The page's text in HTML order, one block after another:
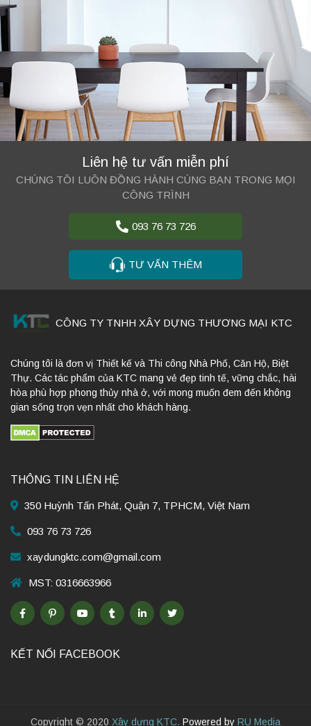
Liên hệ tư vấn miễn phí
CHÚNG TÔI LUÔN ĐỒNG HÀNH CÙNG BẠN TRONG MỌI
CÔNG TRÌNH
093 76 73 726
TƯ VẤN THÊM
CÔNG TY TNHH XÂY DỰNG THƯƠNG MẠI KTC
Chúng tôi là đơn vị Thiết kế và Thi công Nhà Phố, Căn Hộ, Biệt
Thự. Các tác phẩm của KTC mang vẻ đẹp tinh tế, vững chắc, hài
hòa phù hợp phong thủy nhà ở, với mong muốn đem đến không
gian sống trọn vẹn nhất cho khách hàng.
THÔNG TIN LIÊN HỆ
350 Huỳnh Tấn Phát, Quận 7, TPHCM, Việt Nam
093 76 73 726
xaydungktc.com@gmail.com
MST: 0316663966
KẾT NỐI FACEBOOK
Copyright © 2020 Xây dựng KTC. Powered by RU Media